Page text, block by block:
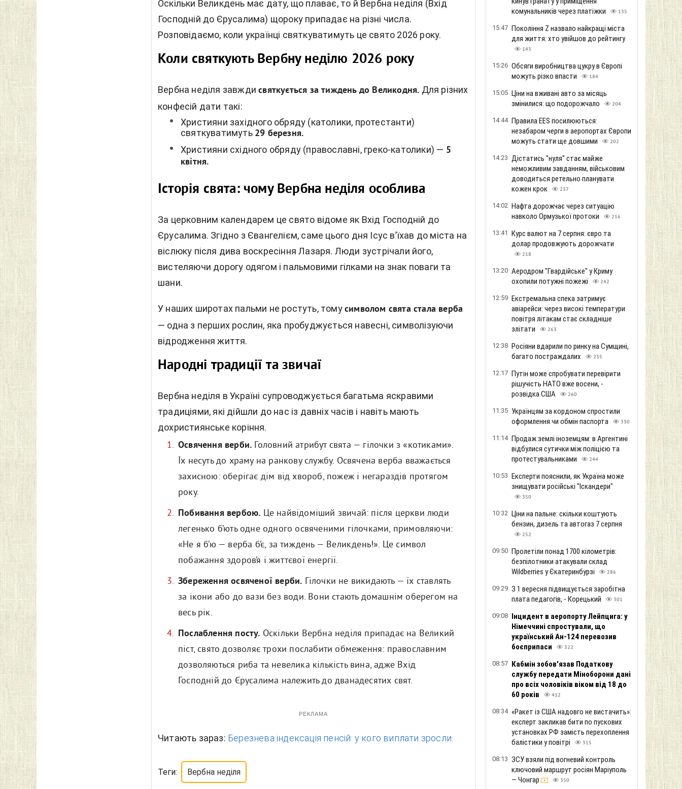
Оскільки Великдень має дату, що плаває, то й Вербна неділя (Вхід
Господній до Єрусалима) щороку припадає на різні числа.
Розповідаємо, коли українці святкуватимуть це свято 2026 року.
Коли святкують Вербну неділю 2026 року
Вербна неділя завжди святкується за тиждень до Великодня. Для різних
конфесій дати такі:
Християни західного обряду (католики, протестанти)
святкуватимуть 29 березня.
Християни східного обряду (православні, греко-католики) — 5
квітня.
Історія свята: чому Вербна неділя особлива
За церковним календарем це свято відоме як Вхід Господній до
Єрусалима. Згідно з Євангелієм, саме цього дня Ісус в’їхав до міста на
віслюку після дива воскресіння Лазаря. Люди зустрічали його,
вистеляючи дорогу одягом і пальмовими гілками на знак поваги та
шани.
У наших широтах пальми не ростуть, тому символом свята стала верба
— одна з перших рослин, яка пробуджується навесні, символізуючи
відродження життя.
Народні традиції та звичаї
Вербна неділя в Україні супроводжується багатьма яскравими
традиціями, які дійшли до нас із давніх часів і навіть мають
дохристиянське коріння.
Освячення верби. Головний атрибут свята — гілочки з «котиками».
Їх несуть до храму на ранкову службу. Освячена верба вважається
захисною: оберігає дім від хвороб, пожеж і негараздів протягом
року.
Побивання вербою. Це найвідоміший звичай: після церкви люди
легенько б’ють одне одного освяченими гілочками, примовляючи:
«Не я б’ю — верба б’є, за тиждень — Великдень!». Це символ
побажання здоров’я і життєвої енергії.
Збереження освяченої верби. Гілочки не викидають — їх ставлять
за ікони або до вази без води. Вони стають домашнім оберегом на
весь рік.
Послаблення посту. Оскільки Вербна неділя припадає на Великий
піст, свято дозволяє трохи послабити обмеження: православним
дозволяються риба та невелика кількість вина, адже Вхід
Господній до Єрусалима належить до дванадесятих свят.
РЕКЛАМА
Читають зараз: Березнева індексація пенсій: у кого виплати зросли.
Теги: Вербна неділя
комунальників через платіжки
135
15:47 Покоління Z назвало найкращі міста
для життя: хто увійшов до рейтингу
143
15:26 Обсяги виробництва цукру в Європі
можуть різко впасти
184
15:05 Ціни на вживані авто за місяць
змінилися: що подорожчало
204
14:44 Правила EES посилюються:
незабаром черги в аеропортах Європи
можуть стати ще довшими
202
14:23 Дістатись "нуля" стає майже
неможливим завданням, військовим
доводиться ретельно планувати
кожен крок
237
14:02 Нафта дорожчає через ситуацію
навколо Ормузької протоки
216
13:41 Курс валют на 7 серпня: євро та
долар продовжують дорожчати
218
13:20 Аеродром "Гвардійське" у Криму
охопили потужні пожежі
242
12:59 Екстремальна спека затримує
авіарейси: через високі температури
повітря літакам стає складніше
злітати
263
12:38 Росіяни вдарили по ринку на Сумщині,
багато постраждалих
235
12:17 Путін може спробувати перевірити
рішучість НАТО вже восени, -
розвідка США
260
11:35 Українцям за кордоном спростили
оформлення чи обмін паспорта
330
11:14 Продаж землі іноземцям: в Аргентині
відбулися сутички між поліцією та
протестувальниками
244
10:53 Експерти пояснили, як Україна може
знищувати російські "Іскандери"
350
10:32 Ціни на пальне: скільки коштують
бензин, дизель та автогаз 7 серпня
252
09:50 Пролетіли понад 1700 кілометрів:
безпілотники атакували склад
Wildberries у Єкатеринбурзі
286
09:29 З 1 вересня підвищується заробітна
плата педагогів, - Корецький
301
09:08 Інцидент в аеропорту Лейпцига: у
Німеччині спростували, що
український Ан-124 перевозив
боєприпаси
322
08:57 Кабмін зобов'язав Податкову
службу передати Міноборони дані
про всіх чоловіків віком від 18 до
60 років
412
08:34 «Ракет із США надовго не вистачить»:
експерт закликав бити по пускових
установках РФ замість перехоплення
балістики у повітрі
315
08:13 ЗСУ взяли під вогневий контроль
ключовий маршрут росіян Маріуполь
— Чонгар
350